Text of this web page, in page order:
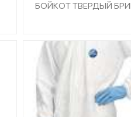
БОЙКОТ ТВЕРДЫЙ